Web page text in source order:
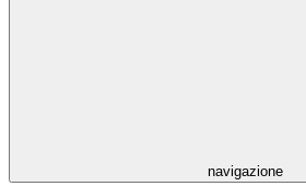
navigazione